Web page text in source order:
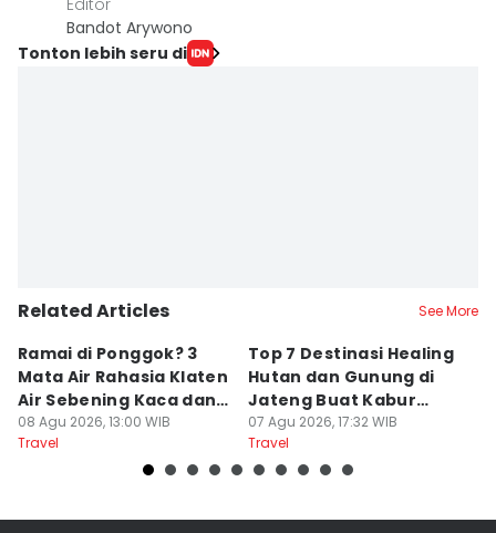
Editor
Bandot Arywono
Tonton lebih seru di
Related Articles See More
Ramai di Ponggok? 3
Mata Air Rahasia Klaten
Air Sebening Kaca dan
Masih Sepi
08 Agu 2026, 13:00 WIB
Travel
Top 7 Destinasi Healing
Hutan dan Gunung di
Jateng Buat Kabur
Sejenak, Under Rp200
Ribu
07 Agu 2026, 17:32 WIB
Travel